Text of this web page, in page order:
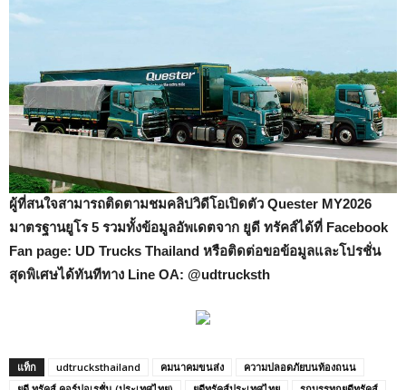
ผู้ที่สนใจสามารถติดตามชมคลิปวิดีโอเปิดตัว Quester MY2026
มาตรฐานยูโร 5 รวมทั้งข้อมูลอัพเดตจาก ยูดี ทรัคส์ได้ที่ Facebook
Fan page: UD Trucks Thailand หรือติดต่อขอข้อมูลและโปรชั่น
สุดพิเศษได้ทันทีทาง Line OA: @udtrucksth
แท็ก udtrucksthailand คมนาคมขนส่ง
ความปลอดภัยบนท้องถนน